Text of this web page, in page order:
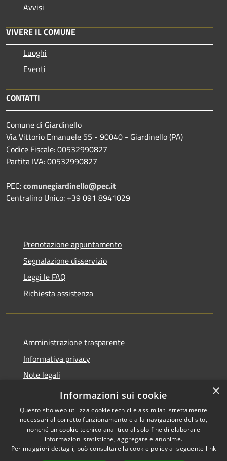
Avvisi
VIVERE IL COMUNE
Luoghi
Eventi
CONTATTI
Comune di Giardinello
Via Vittorio Emanuele 55 - 90040 - Giardinello (PA)
Codice Fiscale: 00532990827
Partita IVA: 00532990827
PEC:comunegiardinello@pec.it
Centralino Unico: +39 091 8941029
Prenotazione appuntamento
Segnalazione disservizio
Leggi le FAQ
Richiesta assistenza
Amministrazione trasparente
Informativa privacy
Note legali
Dichiarazione di accessibilità
Accessibilità
Copyright © 2026 • Comune di
Giardinello • Powered by
×
Informazioni sui cookie
Questo sito web utilizza cookie tecnici e assimilati strettamente
necessari al corretto funzionamento e alla navigazione del sito,
nonché un cookie tecnico analitico al solo fine di elaborare
informazioni statistiche, aggregate e anonime.
Per maggiori dettagli, può consultare la cookie policy al seguente link